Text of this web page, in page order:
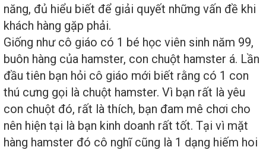
năng, đủ hiểu biết để giải quyết những vấn đề khi
khách hàng gặp phải.
Giống như cô giáo có 1 bé học viên sinh năm 99,
buôn hàng của hamster, con chuột hamster á. Lần
đầu tiên bạn hỏi cô giáo mới biết rằng có 1 con
thú cưng gọi là chuột hamster. Vì bạn rất là yêu
con chuột đó, rất là thích, bạn đam mê chơi cho
nên hiện tại là bạn kinh doanh rất tốt. Tại vì mặt
hàng hamster đó cô nghĩ cũng là 1 dạng hiếm hoi